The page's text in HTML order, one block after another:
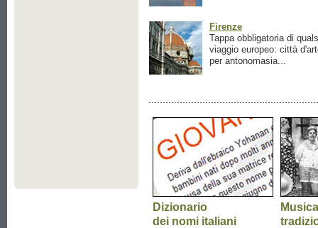
Firenze
Tappa obbligatoria di
viaggio europeo: città
per antonomasia...
Dizionario
dei nomi italiani
Musica